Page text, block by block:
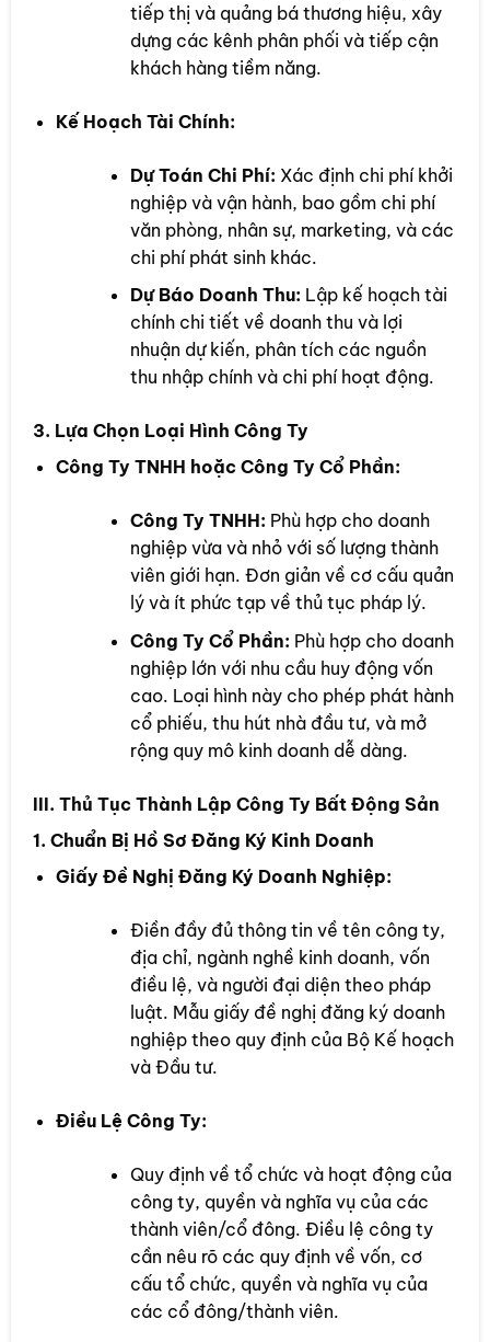
tiếp thị và quảng bá thương hiệu, xây
dựng các kênh phân phối và tiếp cận
khách hàng tiềm năng.
Kế Hoạch Tài Chính:
Dự Toán Chi Phí: Xác định chi phí khởi
nghiệp và vận hành, bao gồm chi phí
văn phòng, nhân sự, marketing, và các
chi phí phát sinh khác.
Dự Báo Doanh Thu: Lập kế hoạch tài
chính chi tiết về doanh thu và lợi
nhuận dự kiến, phân tích các nguồn
thu nhập chính và chi phí hoạt động.
3. Lựa Chọn Loại Hình Công Ty
Công Ty TNHH hoặc Công Ty Cổ Phần:
Công Ty TNHH: Phù hợp cho doanh
nghiệp vừa và nhỏ với số lượng thành
viên giới hạn. Đơn giản về cơ cấu quản
lý và ít phức tạp về thủ tục pháp lý.
Công Ty Cổ Phần: Phù hợp cho doanh
nghiệp lớn với nhu cầu huy động vốn
cao. Loại hình này cho phép phát hành
cổ phiếu, thu hút nhà đầu tư, và mở
rộng quy mô kinh doanh dễ dàng.
III. Thủ Tục Thành Lập Công Ty Bất Động Sản
1. Chuẩn Bị Hồ Sơ Đăng Ký Kinh Doanh
Giấy Đề Nghị Đăng Ký Doanh Nghiệp:
Điền đầy đủ thông tin về tên công ty,
địa chỉ, ngành nghề kinh doanh, vốn
điều lệ, và người đại diện theo pháp
luật. Mẫu giấy đề nghị đăng ký doanh
nghiệp theo quy định của Bộ Kế hoạch
và Đầu tư.
Điều Lệ Công Ty:
Quy định về tổ chức và hoạt động của
công ty, quyền và nghĩa vụ của các
thành viên/cổ đông. Điều lệ công ty
cần nêu rõ các quy định về vốn, cơ
cấu tổ chức, quyền và nghĩa vụ của
các cổ đông/thành viên.